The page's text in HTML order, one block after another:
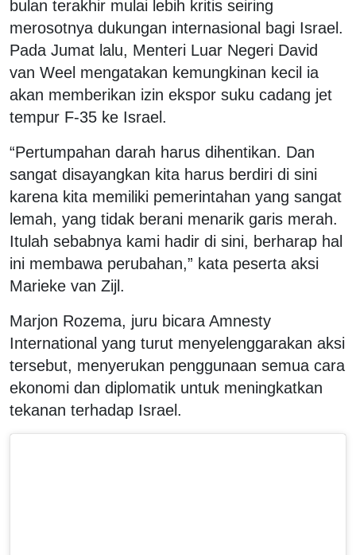
bulan terakhir mulai lebih kritis seiring
merosotnya dukungan internasional bagi Israel.
Pada Jumat lalu, Menteri Luar Negeri David
van Weel mengatakan kemungkinan kecil ia
akan memberikan izin ekspor suku cadang jet
tempur F-35 ke Israel.
“Pertumpahan darah harus dihentikan. Dan
sangat disayangkan kita harus berdiri di sini
karena kita memiliki pemerintahan yang sangat
lemah, yang tidak berani menarik garis merah.
Itulah sebabnya kami hadir di sini, berharap hal
ini membawa perubahan,” kata peserta aksi
Marieke van Zijl.
Marjon Rozema, juru bicara Amnesty
International yang turut menyelenggarakan aksi
tersebut, menyerukan penggunaan semua cara
ekonomi dan diplomatik untuk meningkatkan
tekanan terhadap Israel.